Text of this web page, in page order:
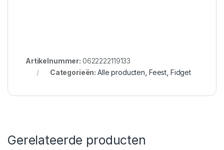
Artikelnummer: 0622222119133
Categorieën:Alle producten Feest Fidget
Gerelateerde producten